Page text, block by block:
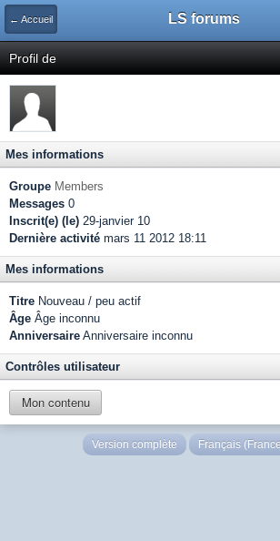
← Accueil LS forums
Profil de
Mes informations
Groupe Members
Messages 0
Inscrit(e) (le) 29-janvier 10
Dernière activité mars 11 2012 18:11
Mes informations
Titre Nouveau / peu actif
Âge Âge inconnu
Anniversaire Anniversaire inconnu
Contrôles utilisateur
Mon contenu
Version complète Français